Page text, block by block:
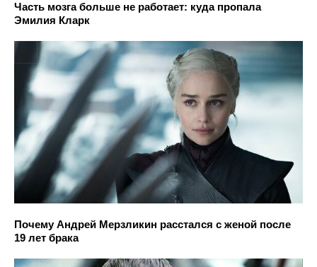
Часть мозга больше не работает: куда пропала
Эмилия Кларк
Почему Андрей Мерзликин расстался с женой после
19 лет брака